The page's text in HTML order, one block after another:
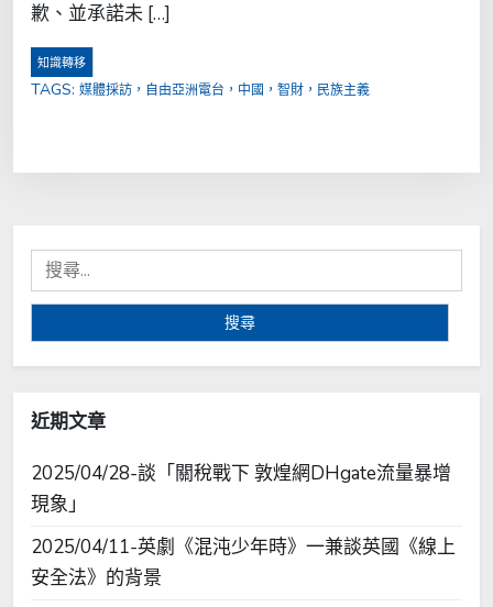
歉、並承諾未 […]
知識轉移
TAGS: 媒體採訪，自由亞洲電台，中國，智財，民族主義
搜
尋
近期文章
2025/04/28-談「關稅戰下 敦煌網DHgate流量暴增
現象」
2025/04/11-英劇《混沌少年時》一兼談英國《線上
安全法》的背景